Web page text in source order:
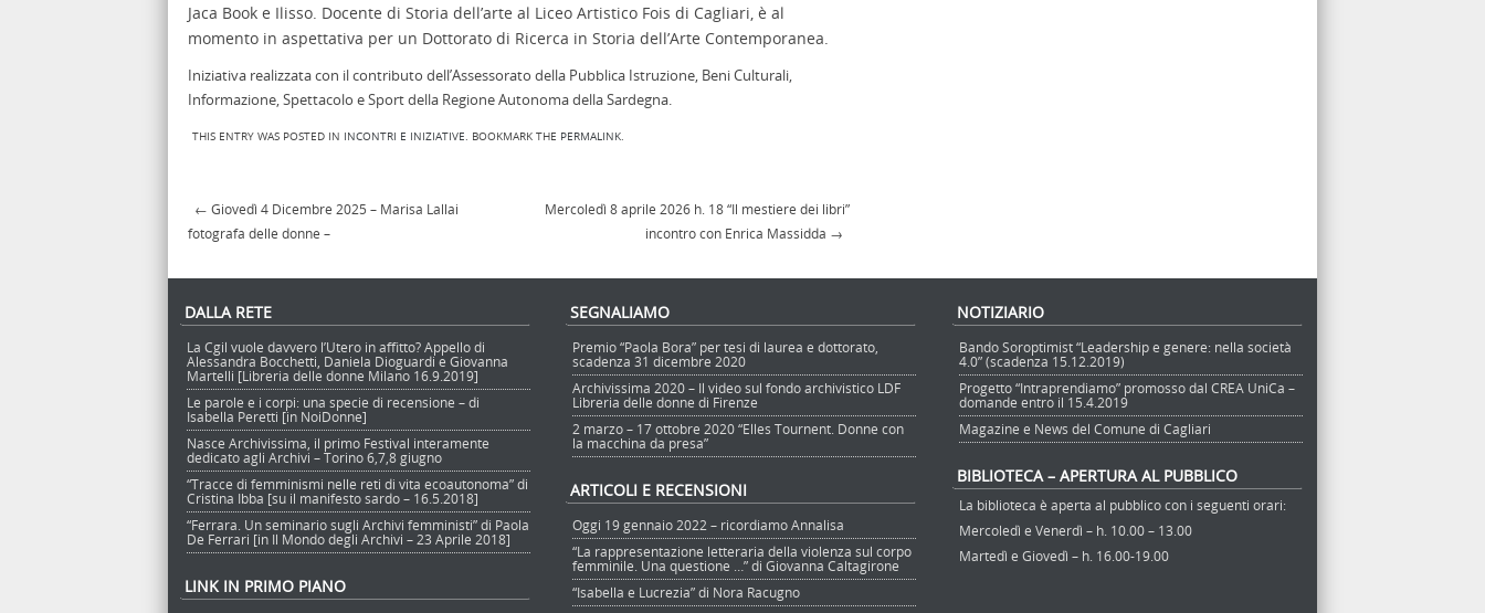
Jaca Book e Ilisso. Docente di Storia dell’arte al Liceo Artistico Fois di Cagliari, è al
momento in aspettativa per un Dottorato di Ricerca in Storia dell’Arte Contemporanea.
Iniziativa realizzata con il contributo dell’Assessorato della Pubblica Istruzione, Beni Culturali,
Informazione, Spettacolo e Sport della Regione Autonoma della Sardegna.
THIS ENTRY WAS POSTED IN INCONTRI E INIZIATIVE. BOOKMARK THE PERMALINK.
Post navigation
← Giovedì 4 Dicembre 2025 – Marisa Lallai
fotografa delle donne –
Mercoledì 8 aprile 2026 h. 18 “Il mestiere dei libri”
incontro con Enrica Massidda →
DALLA RETE
La Cgil vuole davvero l’Utero in affitto? Appello di
Alessandra Bocchetti, Daniela Dioguardi e Giovanna
Martelli [Libreria delle donne Milano 16.9.2019]
Le parole e i corpi: una specie di recensione – di
Isabella Peretti [in NoiDonne]
Nasce Archivissima, il primo Festival interamente
dedicato agli Archivi – Torino 6,7,8 giugno
“Tracce di femminismi nelle reti di vita ecoautonoma” di
Cristina Ibba [su il manifesto sardo – 16.5.2018]
“Ferrara. Un seminario sugli Archivi femministi” di Paola
De Ferrari [in Il Mondo degli Archivi – 23 Aprile 2018]
LINK IN PRIMO PIANO
SEGNALIAMO
Premio “Paola Bora” per tesi di laurea e dottorato,
scadenza 31 dicembre 2020
Archivissima 2020 – Il video sul fondo archivistico LDF
Libreria delle donne di Firenze
2 marzo – 17 ottobre 2020 “Elles Tournent. Donne con
la macchina da presa”
ARTICOLI E RECENSIONI
Oggi 19 gennaio 2022 – ricordiamo Annalisa
“La rappresentazione letteraria della violenza sul corpo
femminile. Una questione …” di Giovanna Caltagirone
“Isabella e Lucrezia” di Nora Racugno
NOTIZIARIO
Bando Soroptimist “Leadership e genere: nella società
4.0” (scadenza 15.12.2019)
Progetto “Intraprendiamo” promosso dal CREA UniCa –
domande entro il 15.4.2019
Magazine e News del Comune di Cagliari
BIBLIOTECA – APERTURA AL PUBBLICO
La biblioteca è aperta al pubblico con i seguenti orari:
Mercoledì e Venerdì – h. 10.00 – 13.00
Martedì e Giovedì – h. 16.00-19.00